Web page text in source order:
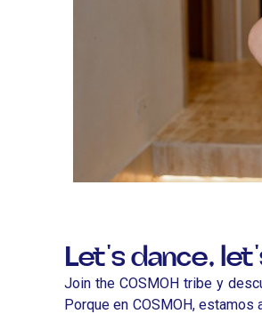
Let's dance,
Join the COSMOH tribe y
Porque en COSMOH,